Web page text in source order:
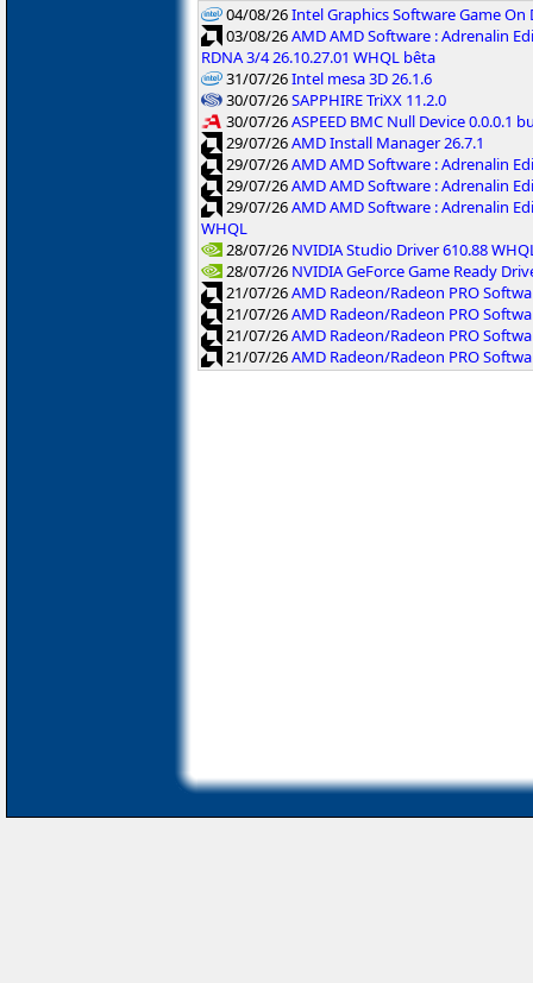
04/08/26Intel Graphics Software Game On
03/08/26AMD AMD Software : Adrenalin
RDNA 3/4 26.10.27.01 WHQL bêta
31/07/26Intel mesa 3D 26.1.6
30/07/26SAPPHIRE TriXX 11.2.0
30/07/26ASPEED BMC Null Device 0.0.0.1
29/07/26AMD Install Manager 26.7.1
29/07/26AMD AMD Software : Adrenalin
29/07/26AMD AMD Software : Adrenalin
29/07/26AMD AMD Software : Adrenalin
WHQL
28/07/26 NVIDIA Studio Driver 610.88
28/07/26 NVIDIA GeForce Game Ready
21/07/26AMD Radeon/Radeon PRO
21/07/26AMD Radeon/Radeon PRO
21/07/26AMD Radeon/Radeon PRO
21/07/26AMD Radeon/Radeon PRO